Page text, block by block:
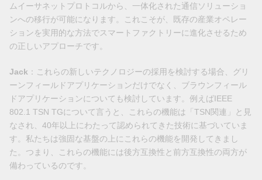
ムイーサネットプロトコルから、一体化された通信ソリューショ
ンへの移行が可能になります。これこそが、既存の産業オペレー
ションを実用的な方法でスマートファクトリーに進化させるため
の正しいアプローチです。
Jack ：これらの新しいテクノロジーの採用を検討する場合、グリ
ーンフィールドアプリケーションだけでなく、ブラウンフィール
ドアプリケーションについても検討しています。例えばIEEE
802.1 TSN TGについて言うと、これらの機能は「TSN関連」と見
なされ、40年以上にわたって認められてきた技術に基づいていま
す。私たちは強固な基盤の上にこれらの機能を開発してきまし
た。つまり、これらの機能には後方互換性と前方互換性の両方が
備わっているのです。